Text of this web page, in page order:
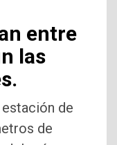
entre
las
de
de